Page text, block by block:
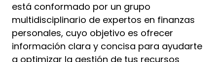
está conformado por un grupo
multidisciplinario de expertos en finanzas
personales, cuyo objetivo es ofrecer
información clara y concisa para ayudarte
a optimizar la gestión de tus recursos